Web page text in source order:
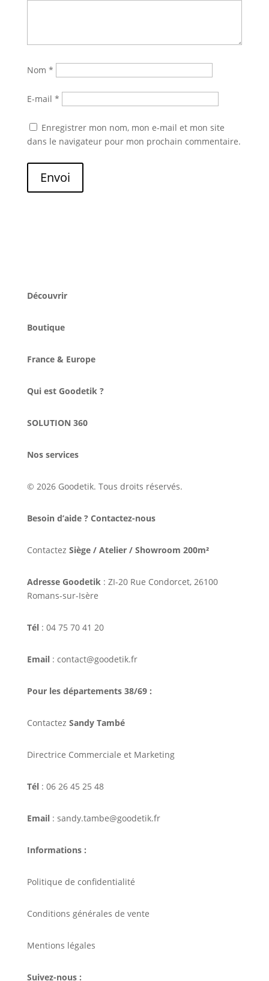
Nom *
E-mail *
Enregistrer mon nom, mon e-mail et mon site
dans le navigateur pour mon prochain commentaire.
Envoi
Découvrir
Boutique
France & Europe
Qui est Goodetik ?
SOLUTION 360
Nos services
© 2026 Goodetik. Tous droits réservés.
Besoin d’aide ? Contactez-nous
Contactez Siège / Atelier / Showroom 200m²
Adresse Goodetik: ZI-20 Rue Condorcet, 26100
Romans-sur-Isère
Tél: 04 75 70 41 20
Email: contact@goodetik.fr
Pour les départements 38/69 :
Contactez Sandy També
Directrice Commerciale et Marketing
Tél: 06 26 45 25 48
Email: sandy.tambe@goodetik.fr
Informations :
Politique de confidentialité
Conditions générales de vente
Mentions légales
Suivez-nous :